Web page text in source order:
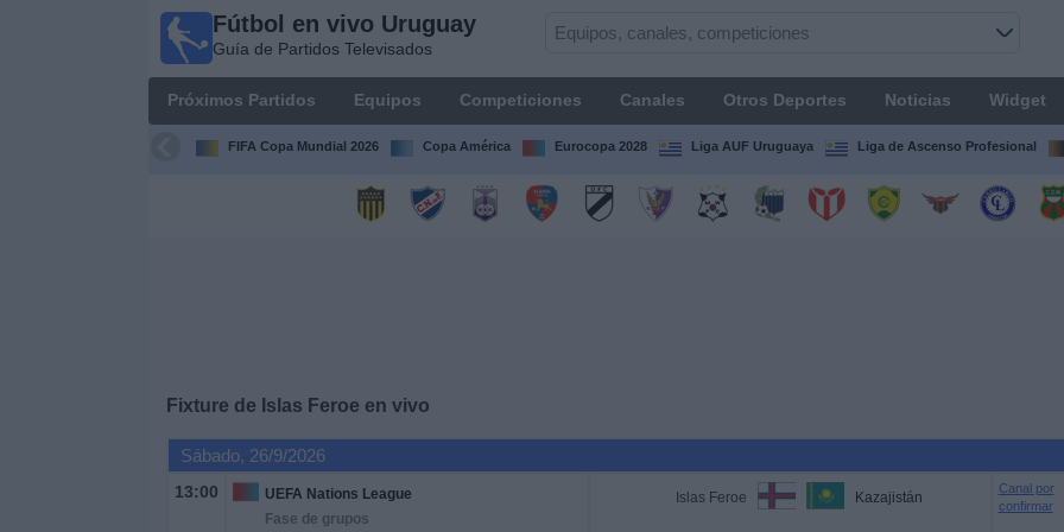
Fútbol en vivo Uruguay
Guía de Partidos Televisados
Próximos Partidos Equipos Competiciones Canales Otros Deportes Noticias Widget
FIFA Copa Mundial 2026 Copa América Eurocopa 2028 Liga AUF Uruguaya Liga de Ascenso Profesional
Fixture de Islas Feroe en vivo
Sábado, 26/9/2026
13:00
UEFA Nations League
Fase de grupos
Islas Feroe Kazajistán
Canal por
confirmar
Uruguay